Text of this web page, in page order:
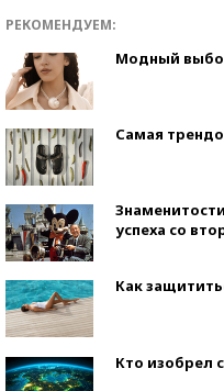
РЕКОМЕНДУЕМ:
Модный
Самая
успеха со
Как
Кто изобрел